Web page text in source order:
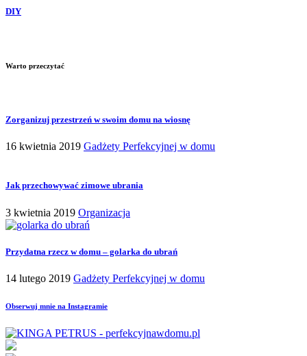
DIY
Warto przeczytać
Zorganizuj przestrzeń w swoim domu na wiosnę
16 kwietnia 2019 Gadżety Perfekcyjnej w domu
Jak przechowywać zimowe ubrania
3 kwietnia 2019 Organizacja
Przydatna rzecz w domu – golarka do ubrań
14 lutego 2019 Gadżety Perfekcyjnej w domu
Obserwuj mnie na Instagramie